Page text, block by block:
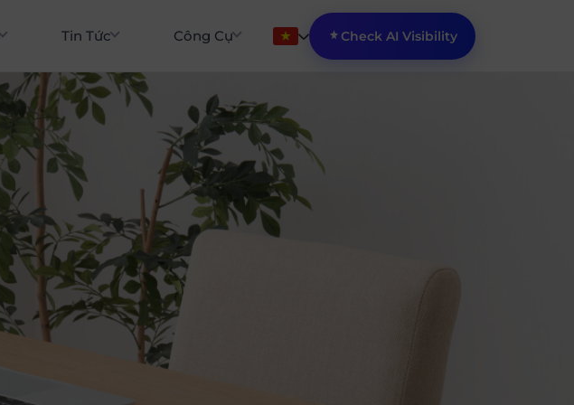
Tin Tức Công Cụ Check AI Visibility